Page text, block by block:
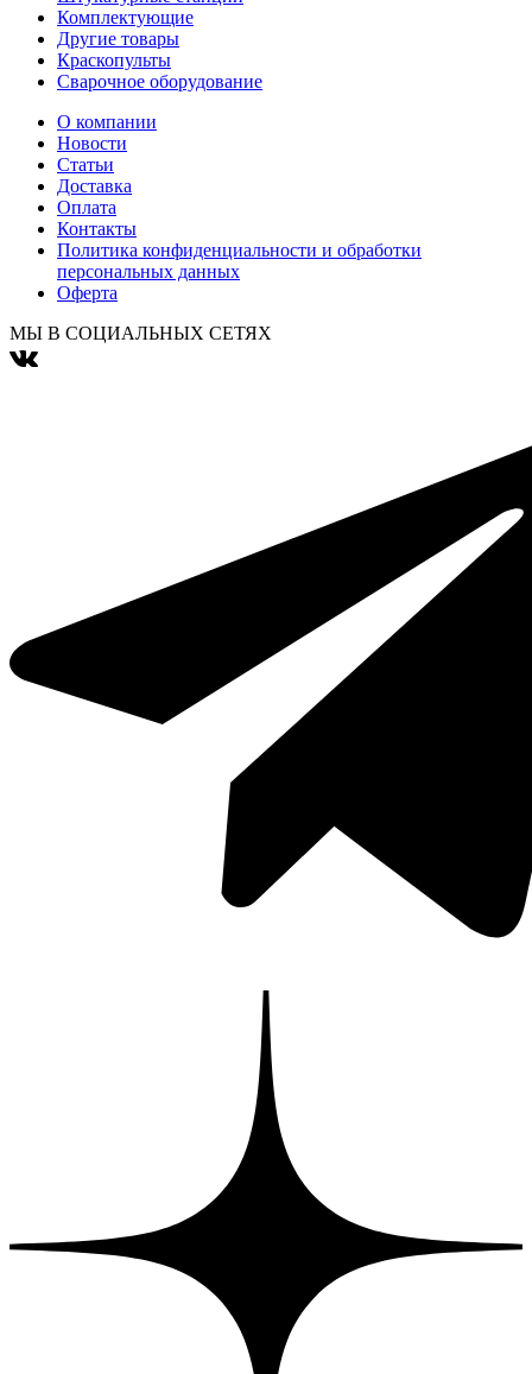
Комплектующие
Другие товары
Краскопульты
Сварочное оборудование
О компании
Новости
Статьи
Доставка
Оплата
Контакты
Политика конфиденциальности и обработки
персональных данных
Оферта
МЫ В СОЦИАЛЬНЫХ СЕТЯХ